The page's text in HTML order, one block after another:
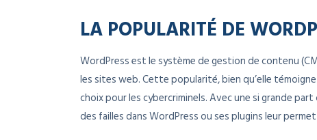
LA POPULARITÉ DE
WordPress est le système de gestion de contenu
les sites web. Cette popularité, bien qu’elle
choix pour les cybercriminels. Avec une si grande
des failles dans WordPress ou ses plugins leur